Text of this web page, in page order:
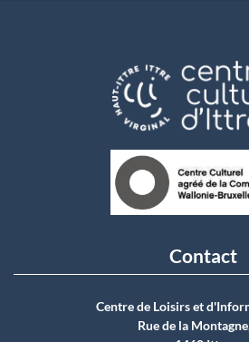
Contact
Centre de Loisirs et
Rue de la